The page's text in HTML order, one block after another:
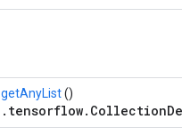
getAnyList()